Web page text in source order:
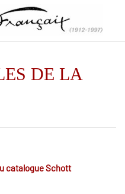
DE LA
catalogue Schott